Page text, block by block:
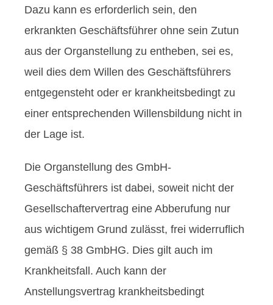
Dazu kann es erforderlich sein, den
erkrankten Geschäftsführer ohne sein Zutun
aus der Organstellung zu entheben, sei es,
weil dies dem Willen des Geschäftsführers
entgegensteht oder er krankheitsbedingt zu
einer entsprechenden Willensbildung nicht in
der Lage ist.
Die Organstellung des GmbH-
Geschäftsführers ist dabei, soweit nicht der
Gesellschaftervertrag eine Abberufung nur
aus wichtigem Grund zulässt, frei widerruflich
gemäß § 38 GmbHG. Dies gilt auch im
Krankheitsfall. Auch kann der
Anstellungsvertrag krankheitsbedingt